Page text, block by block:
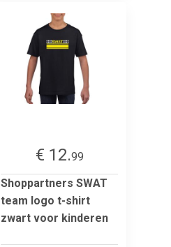
€ 12.99
Shoppartners SWAT
team logo t-shirt
zwart voor kinderen